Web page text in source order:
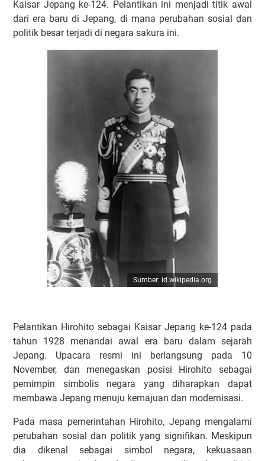
Kaisar Jepang ke-124. Pelantikan ini menjadi titik awal
dari era baru di Jepang, di mana perubahan sosial dan
politik besar terjadi di negara sakura ini.
Sumber: id.wikipedia.org
Pelantikan Hirohito sebagai Kaisar Jepang ke-124 pada
tahun 1928 menandai awal era baru dalam sejarah
Jepang. Upacara resmi ini berlangsung pada 10
November, dan menegaskan posisi Hirohito sebagai
pemimpin simbolis negara yang diharapkan dapat
membawa Jepang menuju kemajuan dan modernisasi.
Pada masa pemerintahan Hirohito, Jepang mengalami
perubahan sosial dan politik yang signifikan. Meskipun
dia dikenal sebagai simbol negara, kekuasaan